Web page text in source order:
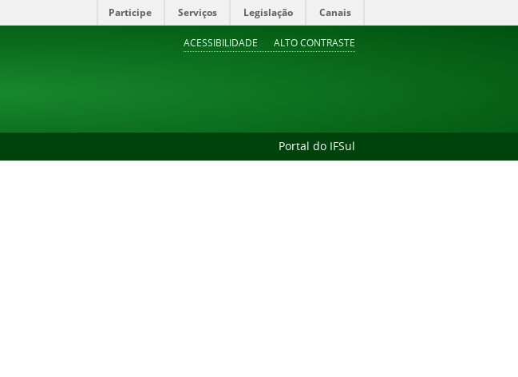
Participe Serviços Legislação Canais
ACESSIBILIDADE ALTO CONTRASTE
Portal do IFSul